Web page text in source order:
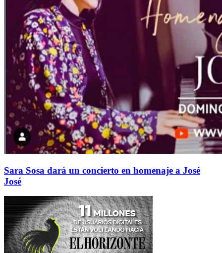
Sara Sosa dará un concierto en homenaje a José
José